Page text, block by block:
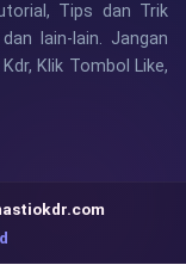
Tips dan Trik
lain-lain. Jangan
Klik Tombol Like,